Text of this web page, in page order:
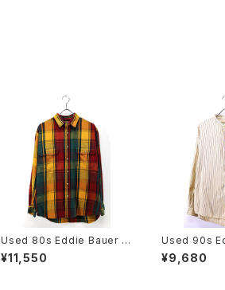
Used 80s Eddie Bauer R
ed×Yellow Multi Block C
heck Cotton Shirt Size M
¥11,550
Used 90s
ght
Stand
¥9,680